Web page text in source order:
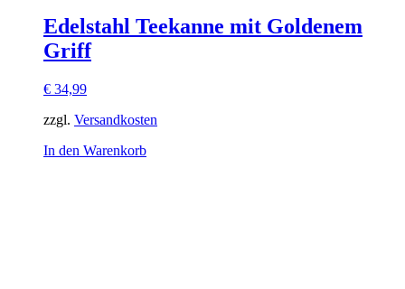
Edelstahl Teekanne mit Goldenem
Griff
€ 34,99
zzgl. Versandkosten
In den Warenkorb